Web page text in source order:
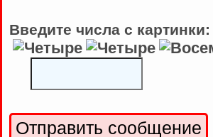
Введите числа с картинки: